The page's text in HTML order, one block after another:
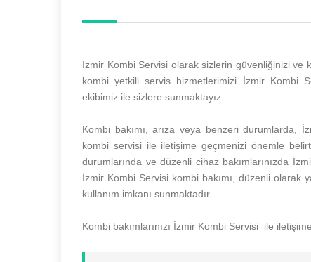
İzmir Kombi Servisi olarak sizlerin güvenliğinizi ve
kombi yetkili servis hizmetlerimizi İzmir Kombi
ekibimiz ile sizlere sunmaktayız.
Kombi bakımı, arıza veya benzeri durumlarda,
kombi servisi ile iletişime geçmenizi önemle
durumlarında ve düzenli cihaz bakımlarınızda
İzmir Kombi Servisi kombi bakımı, düzenli olarak
kullanım imkanı sunmaktadır.
Kombi bakımlarınızı İzmir Kombi Servisi ile